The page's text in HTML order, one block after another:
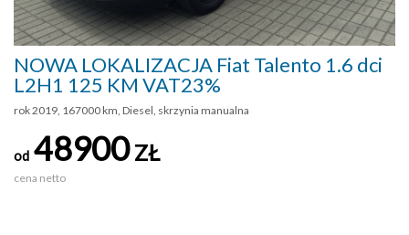
NOWA LOKALIZACJA Fiat Talento 1.6 dci
L2H1 125 KM VAT23%
rok 2019, 167000 km, Diesel, skrzynia manualna
od 48900ZŁ
cena netto